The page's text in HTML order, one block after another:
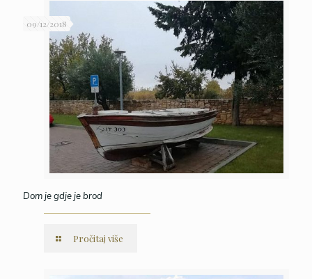
09/12/2018
Dom je gdje je brod
Pročitaj više